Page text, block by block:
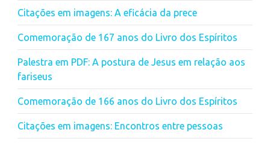
Citações em imagens: A eficácia da prece
Comemoração de 167 anos do Livro dos Espíritos
Palestra em PDF: A postura de Jesus em relação aos
fariseus
Comemoração de 166 anos do Livro dos Espíritos
Citações em imagens: Encontros entre pessoas